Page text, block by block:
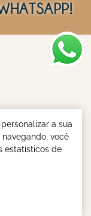
a sua
você
estatísticos de